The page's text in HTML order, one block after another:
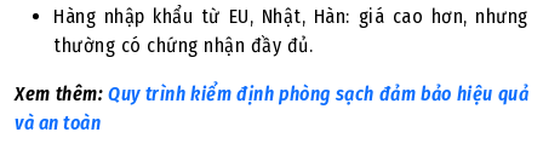
Hàng nhập khẩu từ EU, Nhật, Hàn: giá cao hơn, nhưng
thường có chứng nhận đầy đủ.
Xem thêm: Quy trình kiểm định phòng sạch đảm bảo hiệu quả
và an toàn